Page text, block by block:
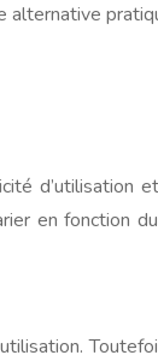
alternative
d’utilisation
en fonction